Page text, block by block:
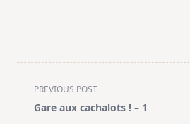
<span
class="nav-
PREVIOUS POST
Gare aux cachalots ! – 1